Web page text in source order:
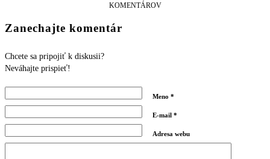
KOMENTÁROV
Zanechajte komentár
Chcete sa pripojiť k diskusii?
Neváhajte prispieť!
Meno *
E-mail *
Adresa webu